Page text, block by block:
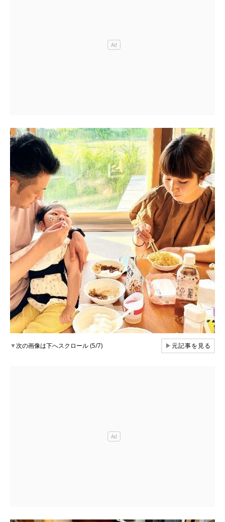
▼次の画像は下へスクロール (5/7) ▶元記事を見る